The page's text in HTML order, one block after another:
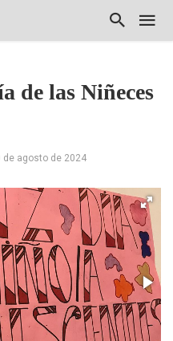
de las Niñeces
de agosto de 2024